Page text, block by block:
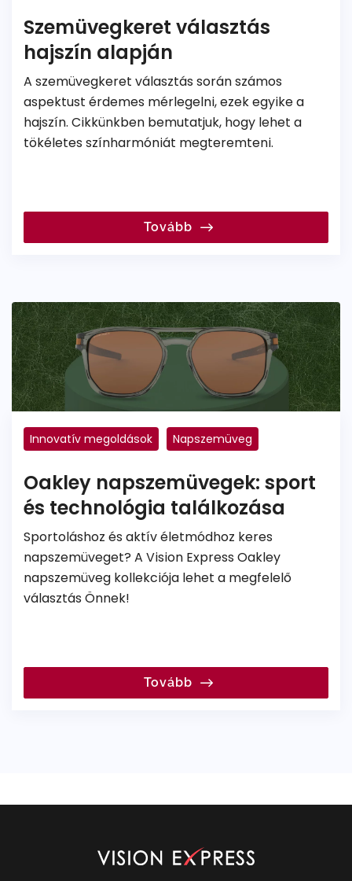
Szemüvegkeret választás
hajszín alapján
A szemüvegkeret választás során számos
aspektust érdemes mérlegelni, ezek egyike a
hajszín. Cikkünkben bemutatjuk, hogy lehet a
tökéletes színharmóniát megteremteni.
Tovább
Innovatív megoldások
Napszemüveg
Dioptriás napszemüveg
Színezett lencse
Oakley napszemüvegek: sport
és technológia találkozása
Sportoláshoz és aktív életmódhoz keres
napszemüveget? A Vision Express Oakley
napszemüveg kollekciója lehet a megfelelő
választás Önnek!
Tovább